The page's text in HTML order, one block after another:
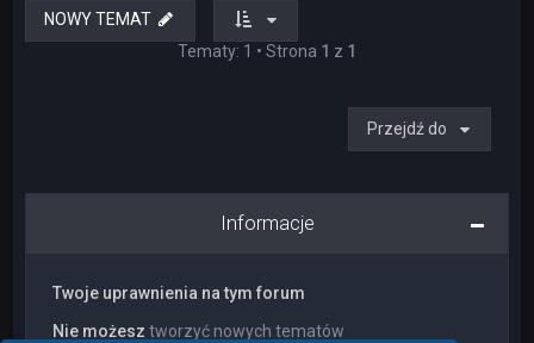
NOWY TEMAT
Tematy: 1 • Strona 1 z 1
Przejdź do
Informacje
Twoje uprawnienia na tym forum
Nie możesz tworzyć nowych tematów